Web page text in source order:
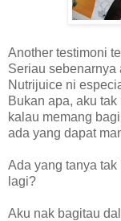
Another testimoni
Seriau sebenarnya
Nutrijuice ni
Bukan apa, aku
kalau memang
ada yang dapat
Ada yang tanya
lagi?
Aku nak bagitau